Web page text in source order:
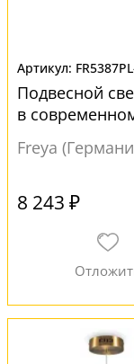
Подвесной
в
Freya
8 243 ₽